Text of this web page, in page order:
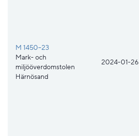
M 1450–23
Mark- och
miljööverdomstolen
Härnösand
2024-01-26